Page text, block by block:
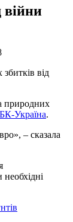
війни
від
природних
Україна.
– сказала